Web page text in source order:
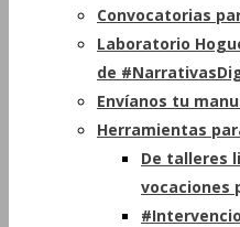
Convocatorias
Laboratorio
de
Envíanos tu
Herramientas
De talleres
vocaciones